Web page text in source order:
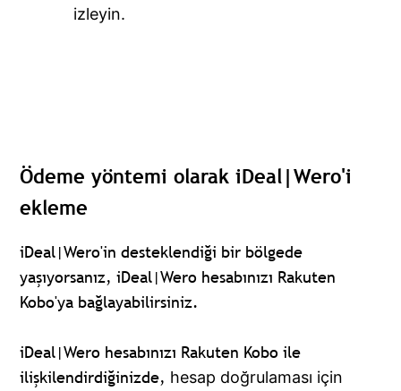
izleyin.
Ödeme yöntemi olarak iDeal|Wero'i
ekleme
iDeal|Wero'in desteklendiği bir bölgede
yaşıyorsanız, iDeal|Wero hesabınızı Rakuten
Kobo'ya bağlayabilirsiniz.
iDeal|Wero hesabınızı Rakuten Kobo ile
ilişkilendirdiğinizde, hesap doğrulaması için